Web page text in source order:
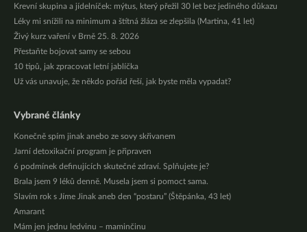
Krevní skupina a jídelníček: mýtus, který přežil 30 let bez jediného důkazu
Léky mi snížili na minimum a štítná žláza se zlepšila (Martina, 41 let)
Živý kurz vaření v Brně 25. 8. 2026
Přestaňte bojovat samy se sebou
10 tipů, jak zpracovat letní jablíčka
Už vás unavuje, že někdo pořád řeší, jak byste měla vypadat?
Vybrané články
Konečně spím jinak anebo ze sovy skřivanem
Jarní detoxikační program je připraven
6 podmínek definujících skutečné zdraví. Splňujete je?
Brala jsem 9 léků denně. Musela jsem si pomoct sama.
Slavím rok s Jíme Jinak aneb den “postaru” (Štěpánka, 43 let)
Amarant
Mám jen jednu ledvinu – maminčinu